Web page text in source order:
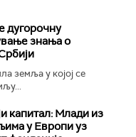
дугорочну
знања о
земља у којој се
капитал: Млади из
у Европи уз